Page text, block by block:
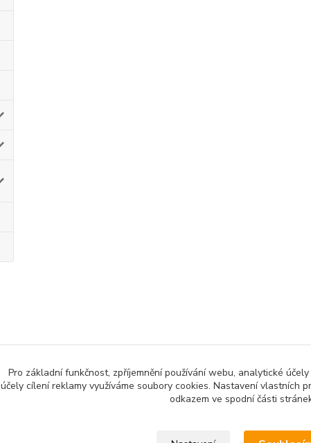
Pro základní funkčnost, zpříjemnění používání webu, analytické
účely cílení reklamy využíváme soubory cookies. Nastavení vlastních
odkazem ve spodní části